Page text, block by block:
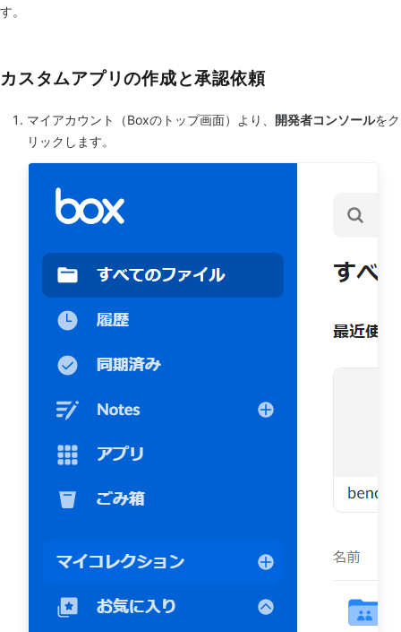
す。
カスタムアプリの作成と承認依頼
マイアカウント（Boxのトップ画面）より、 開発者コンソールをク
リックします。